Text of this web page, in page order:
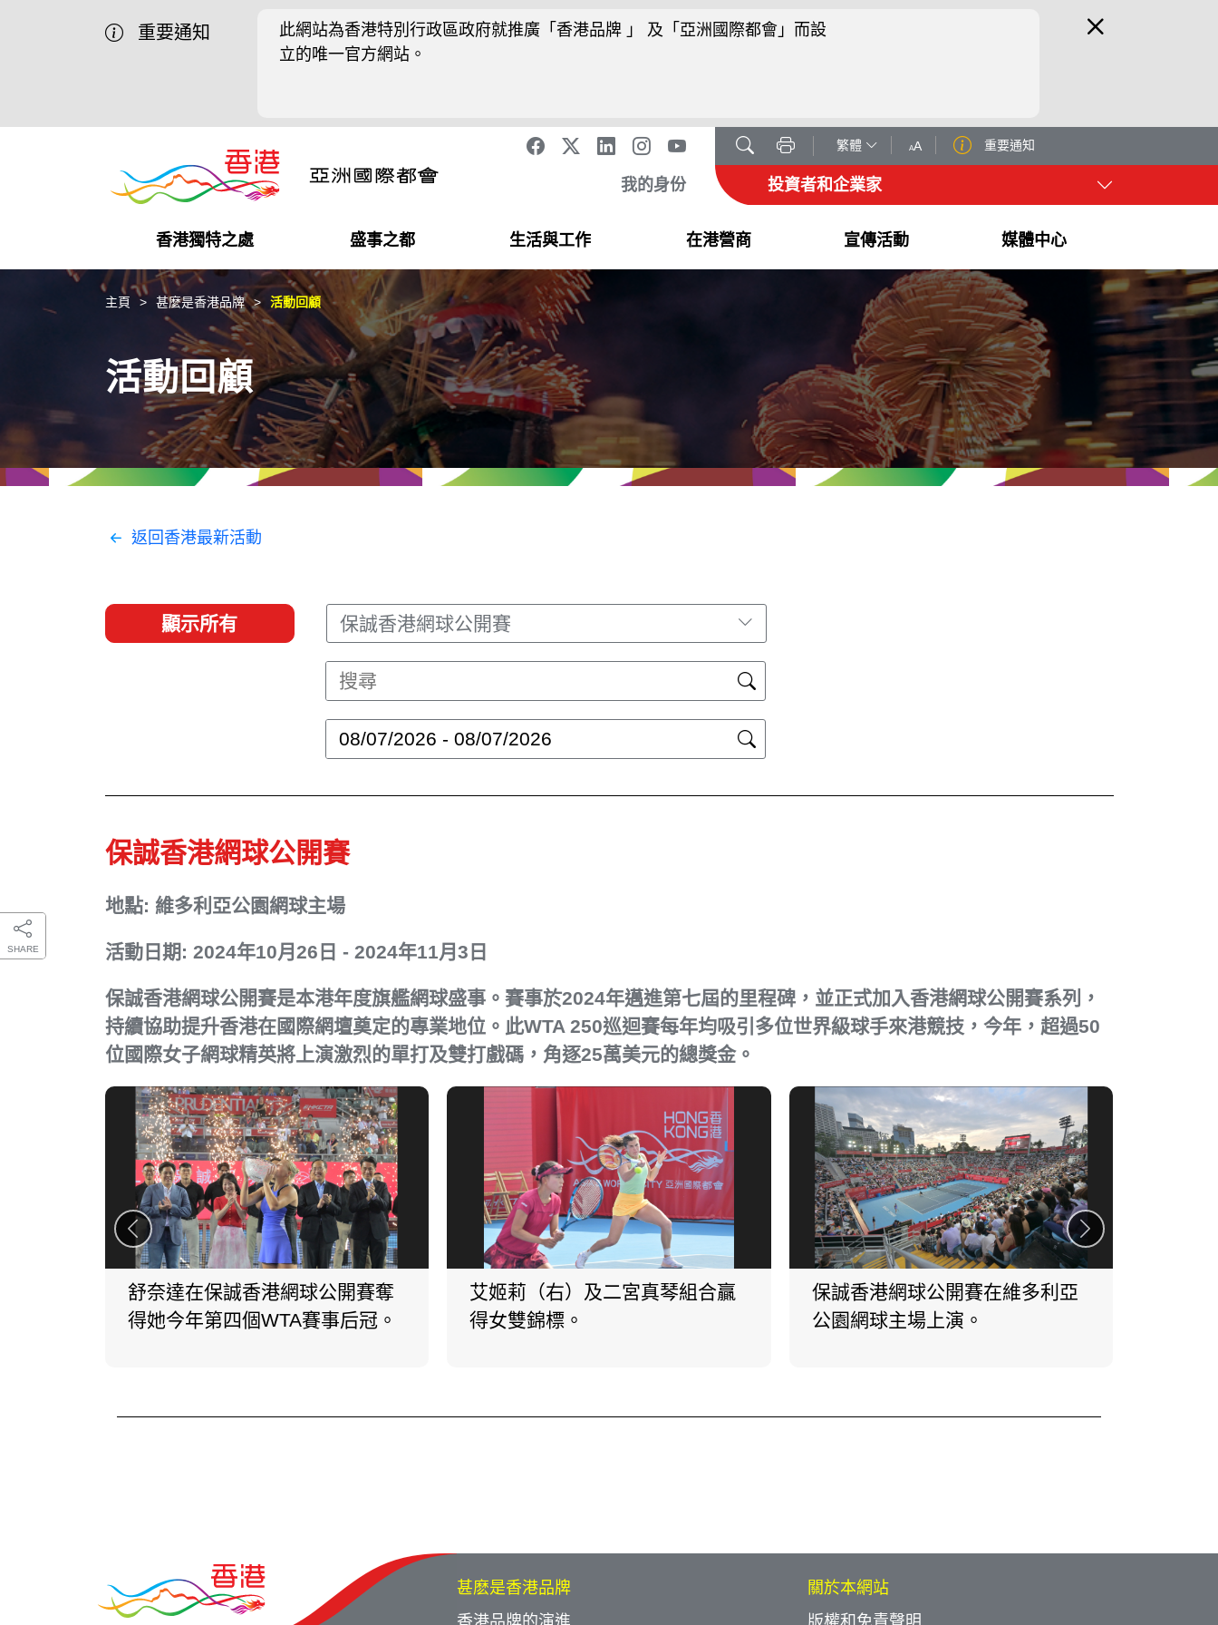
重要通知
此網站為香港特別行政區政府就推廣「香港品牌 」 及「亞洲國際都會」而設
立的唯一官方網站。
繁體 AA 重要通知
我的身份 投資者和企業家
香港獨特之處
營商機會
獨特優勢
盛事之都
盛事之都
最新活動精選
生活與工作
在港工作
都會生活
在港營商
在港創業
初創企業
商業網絡
經貿協定
宣傳活動
推廣香港@中國內地
推廣香港@中東
推廣香港@粵港澳大灣區
推廣香港@東盟
媒體中心
最新資訊
媒體資訊
社交媒體
資源
SHARE
主頁 甚麼是香港品牌 活動回顧
活動回顧
返回香港最新活動
顯示所有 保誠香港網球公開賽
保誠香港網球公開賽
地點: 維多利亞公園網球主場
活動日期: 2024年10月26日 - 2024年11月3日
保誠香港網球公開賽是本港年度旗艦網球盛事。賽事於2024年邁進第七屆的里程碑，並正式加入香港網球公開賽系列，
持續協助提升香港在國際網壇奠定的專業地位。此WTA 250巡迴賽每年均吸引多位世界級球手來港競技，今年，超過50
位國際女子網球精英將上演激烈的單打及雙打戲碼，角逐25萬美元的總獎金。
舒奈達在保誠香港網球公開賽奪
得她今年第四個WTA賽事后冠。
艾姬莉（右）及二宮真琴組合贏
得女雙錦標。
保誠香港網球公開賽在維多利亞
公園網球主場上演。
甚麽是香港品牌
關於本網站